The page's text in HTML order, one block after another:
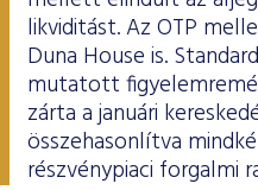
likviditást. Az OTP
Duna House is.
mutatott
zárta a januári
összehasonlítva
részvénypiaci forgalmi